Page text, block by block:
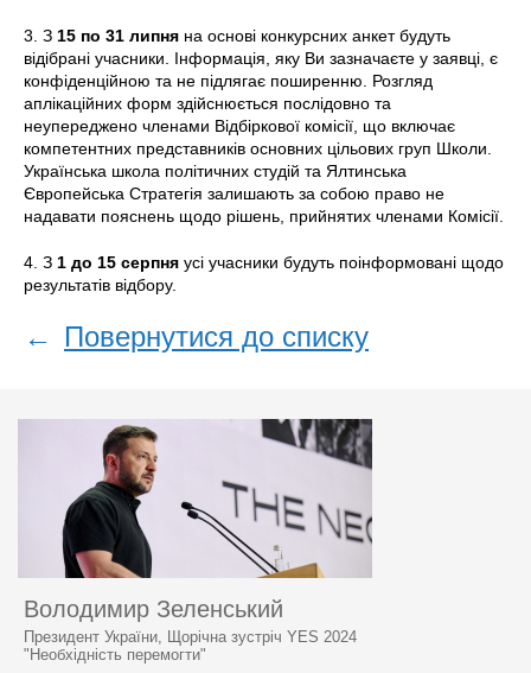
3. З 15 по 31 липня на основі конкурсних анкет будуть
відібрані учасники. Інформація, яку Ви зазначаєте у заявці, є
конфіденційною та не підлягає поширенню. Розгляд
аплікаційних форм здійснюється послідовно та
неупереджено членами Відбіркової комісії, що включає
компетентних представників основних цільових груп Школи.
Українська школа політичних студій та Ялтинська
Європейська Стратегія залишають за собою право не
надавати пояснень щодо рішень, прийнятих членами Комісії.
4. З 1 до 15 серпня усі учасники будуть поінформовані щодо
результатів відбору.
← Повернутися до списку
Володимир Зеленський
Президент України, Щорічна зустріч YES 2024
"Необхідність перемогти"